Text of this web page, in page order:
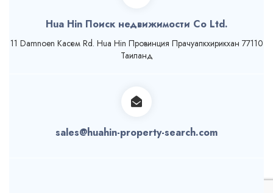
Hua Hin Поиск недвижимости Co Ltd.
11 Damnoen Касем Rd. Hua Hin Провинция Прачуапкхирикхан 77110
Таиланд
sales@huahin-property-search.com